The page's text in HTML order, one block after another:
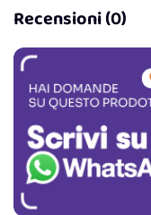
Recensioni (0)